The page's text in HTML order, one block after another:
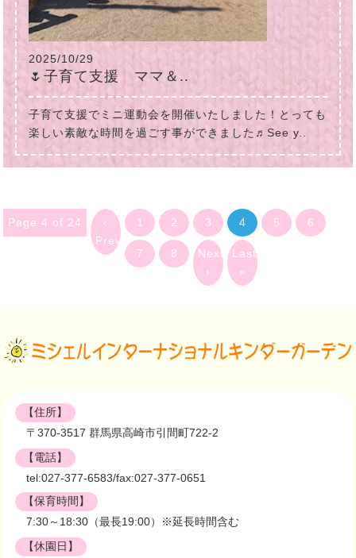
2025/10/29
🌷子育て支援 ママ＆..
子育て支援でミニ運動会を開催いたしました！とっても
楽しい素敵な時間を過ごす事ができました♬See y..
Page 4 of 24
‹
Previous
1 2 3 4 5 6
7 8
Next
›
Last
»
【住所】
〒370-3517 群馬県高崎市引間町722-2
【電話】
tel:027-377-6583/fax:027-377-0651
【保育時間】
7:30～18:30（最長19:00）※延長時間含む
【休園日】